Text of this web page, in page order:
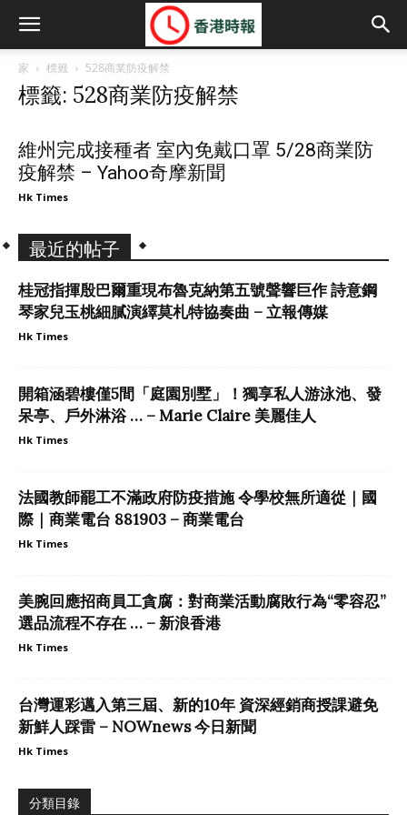
家 標籤 528商業防疫解禁
標籤: 528商業防疫解禁
維州完成接種者 室內免戴口罩 5/28商業防
疫解禁 – Yahoo奇摩新聞
Hk Times
最近的帖子
桂冠指揮殷巴爾重現布魯克納第五號聲響巨作 詩意鋼
琴家兒玉桃細膩演繹莫札特協奏曲 – 立報傳媒
Hk Times
開箱涵碧樓僅5間「庭園別墅」！獨享私人游泳池、發
呆亭、戶外淋浴 … – Marie Claire 美麗佳人
Hk Times
法國教師罷工不滿政府防疫措施 令學校無所適從｜國
際｜商業電台 881903 – 商業電台
Hk Times
美腕回應招商員工貪腐：對商業活動腐敗行為“零容忍”
選品流程不存在 … – 新浪香港
Hk Times
台灣運彩邁入第三屆、新的10年 資深經銷商授課避免
新鮮人踩雷 – NOWnews 今日新聞
Hk Times
分類目錄